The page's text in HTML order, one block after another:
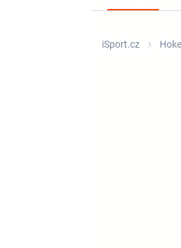
iSport.cz